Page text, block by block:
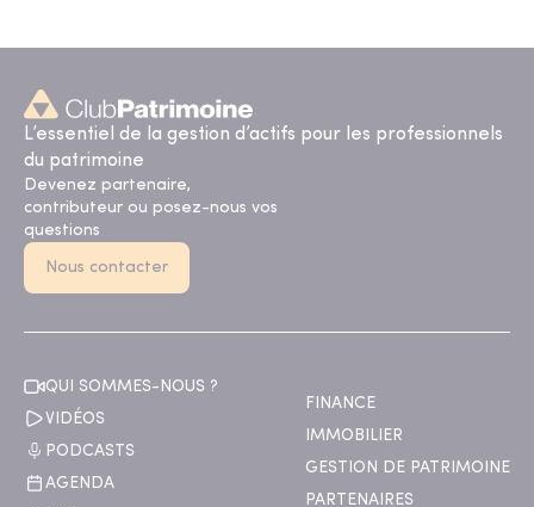
L’essentiel de la gestion d’actifs pour les professionnels
du patrimoine
Devenez partenaire,
contributeur ou posez-nous vos
questions
Nous contacter
QUI SOMMES-NOUS ?
VIDÉOS
PODCASTS
AGENDA
FINANCE
IMMOBILIER
GESTION DE PATRIMOINE
PARTENAIRES